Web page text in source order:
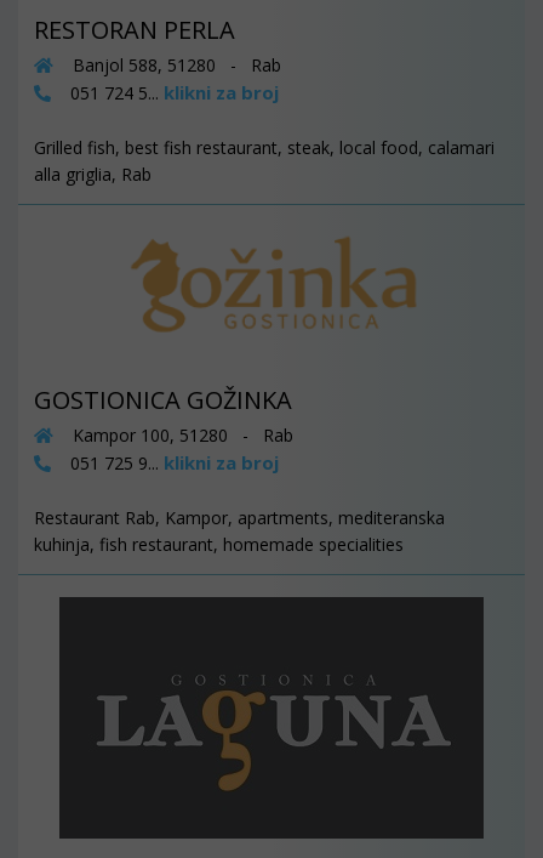
RESTORAN PERLA
Banjol 588, 51280 - Rab
051 724 5... klikni za broj
Grilled fish, best fish restaurant, steak, local food, calamari
alla griglia, Rab
GOSTIONICA GOŽINKA
Kampor 100, 51280 - Rab
051 725 9... klikni za broj
Restaurant Rab, Kampor, apartments, mediteranska
kuhinja, fish restaurant, homemade specialities